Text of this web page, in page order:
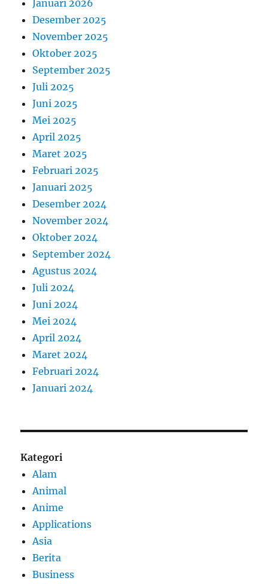
Januari 2026
Desember 2025
November 2025
Oktober 2025
September 2025
Juli 2025
Juni 2025
Mei 2025
April 2025
Maret 2025
Februari 2025
Januari 2025
Desember 2024
November 2024
Oktober 2024
September 2024
Agustus 2024
Juli 2024
Juni 2024
Mei 2024
April 2024
Maret 2024
Februari 2024
Januari 2024
Kategori
Alam
Animal
Anime
Applications
Asia
Berita
Business